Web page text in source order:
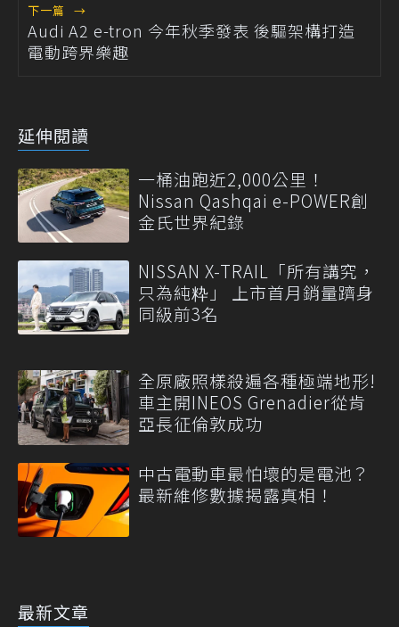
下一篇 →
Audi A2 e-tron 今年秋季發表 後驅架構打造
電動跨界樂趣
延伸閱讀
一桶油跑近2,000公里！
Nissan Qashqai e-POWER創
金氏世界紀錄
NISSAN X-TRAIL「所有講究，
只為純粋」 上市首月銷量躋身
同級前3名
全原廠照樣殺遍各種極端地形!
車主開INEOS Grenadier從肯
亞長征倫敦成功
中古電動車最怕壞的是電池？
最新維修數據揭露真相！
最新文章